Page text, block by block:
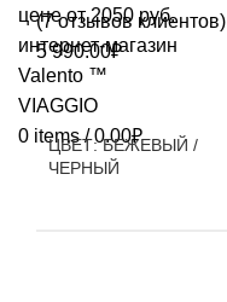
0 items / 0.00₽
(7отзывов клиентов)
5 990.00₽
ЦВЕТ: БЕЖЕВЫЙ /
ЧЕРНЫЙ